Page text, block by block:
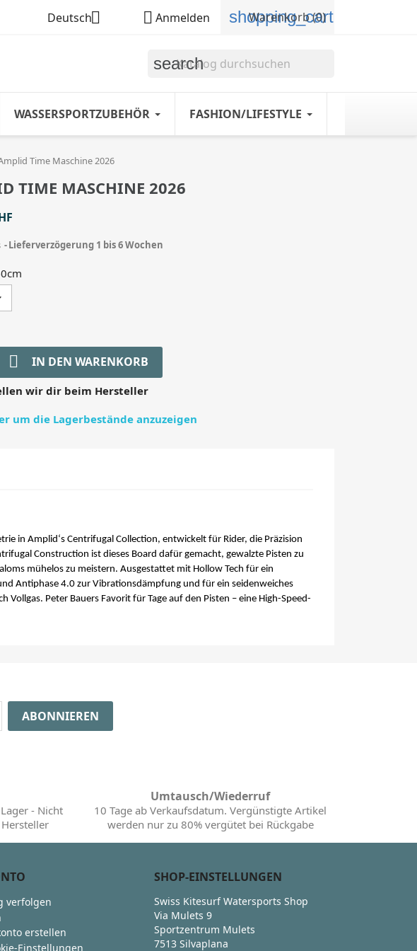
Deutsch  Anmelden shopping_cart
Warenkorb(0)
search
WASSERSPORTZUBEHÖR FASHION/LIFESTYLE
Time Maschine 2026
TIME MASCHINE 2026
Lieferverzögerung 1 bis 6 Wochen
 IN DEN WARENKORB
wir dir beim Hersteller
um die Lagerbestände anzuzeigen
in Amplid‘s Centrifugal Collection, entwickelt für Rider, die Präzision
Construction ist dieses Board dafür gemacht, gewalzte Pisten zu
mühelos zu meistern. Ausgestattet mit Hollow Tech für ein
Antiphase 4.0 zur Vibrationsdämpfung und für ein seidenweiches
Peter Bauers Favorit für Tage auf den Pisten – eine High-Speed-
- Nicht
Umtausch/Wiederruf
10 Tage ab Verkaufsdatum. Vergünstigte Artikel
werden nur zu 80% vergütet bei Rückgabe
verfolgen
erstellen
Einstellungen
SHOP-EINSTELLUNGEN
Swiss Kitesurf Watersports Shop
Via Mulets 9
Sportzentrum Mulets
7513 Silvaplana